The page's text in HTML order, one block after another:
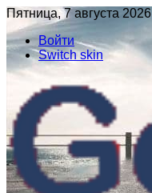
Пятница, 7 августа 2026
Войти
Switch skin